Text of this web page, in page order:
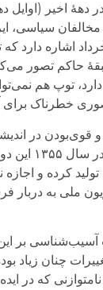
مخالفان
به دوره‌ی بعد از
حاکم تصور
توپ هم
خطرناک برای
قوی‌بودن در
آزادی
کرده‌ و اجازه
ملی به دربار
بر
چنان
که در